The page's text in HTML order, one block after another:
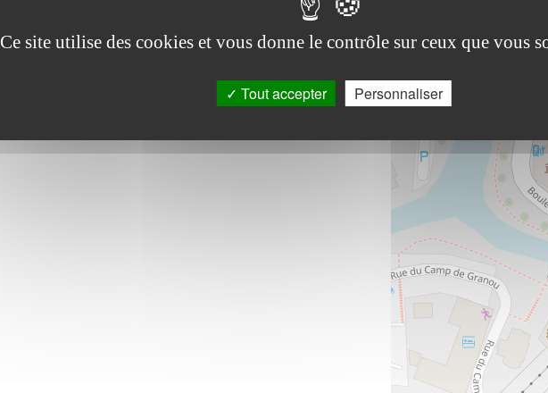
Ce site utilise des cookies et vous donne le contrôle sur ceux que vous
Tout accepter Personnaliser